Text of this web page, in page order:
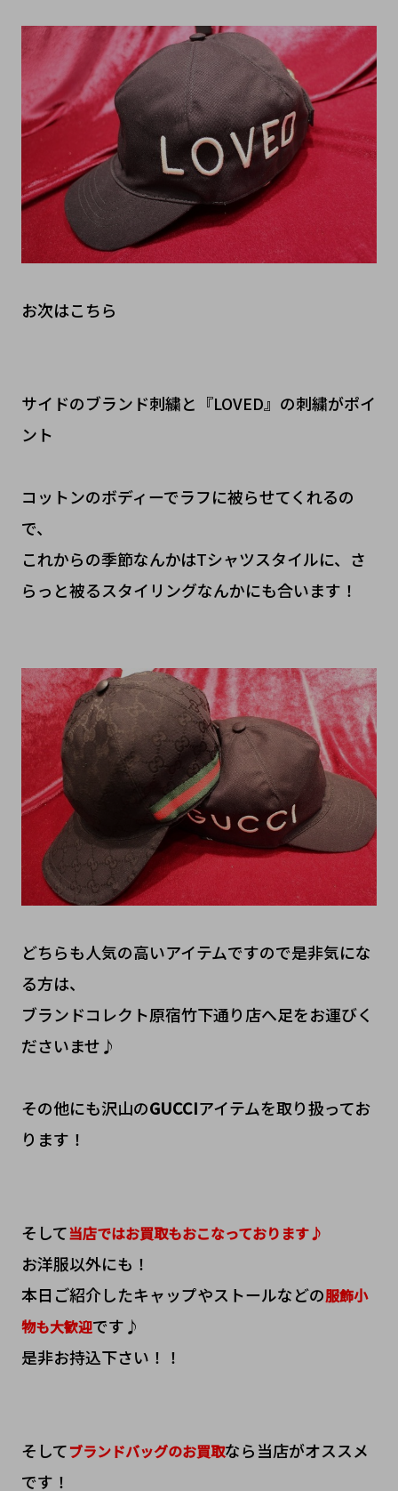
お次はこちら
サイドのブランド刺繍と『LOVED』の刺繍がポイ
ント
コットンのボディーでラフに被らせてくれるの
で、
これからの季節なんかはTシャツスタイルに、さ
らっと被るスタイリングなんかにも合います！
どちらも人気の高いアイテムですので是非気にな
る方は、
ブランドコレクト原宿竹下通り店へ足をお運びく
ださいませ♪
その他にも沢山のGUCCIアイテムを取り扱ってお
ります！
そして当店ではお買取もおこなっております♪
お洋服以外にも！
本日ご紹介したキャップやストールなどの服飾小
物も大歓迎です♪
是非お持込下さい！！
そしてブランドバッグのお買取なら当店がオススメ
です！